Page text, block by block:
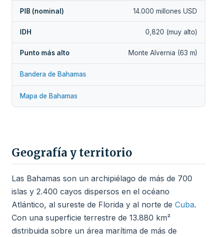
PIB (nominal) 14.000 millones USD
IDH 0,820 (muy alto)
Punto más alto Monte Alvernia (63 m)
Bandera de Bahamas
Mapa de Bahamas
Geografía y territorio
Las Bahamas son un archipiélago de más de 700
islas y 2.400 cayos dispersos en el océano
Atlántico, al sureste de Florida y al norte de Cuba.
Con una superficie terrestre de 13.880 km²
distribuida sobre un área marítima de más de